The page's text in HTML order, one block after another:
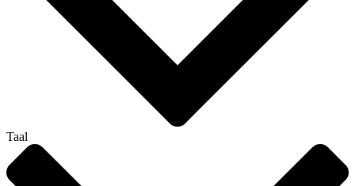
Taal